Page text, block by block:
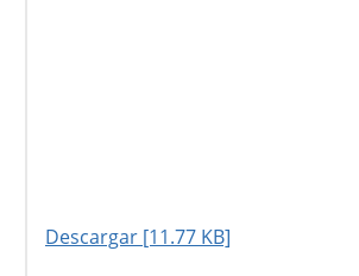
Descargar [11.77 KB]